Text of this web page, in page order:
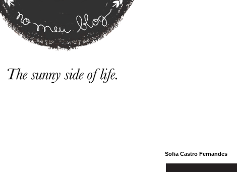
Sofia Castro Fernandes